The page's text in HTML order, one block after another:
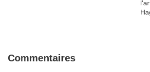
Commentaires